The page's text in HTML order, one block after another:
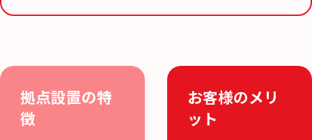
拠点設置の特
徴
お客様のメリ
ット